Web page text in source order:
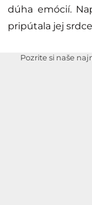
dúha emócií.
pripútala jej
Pozrite si naše